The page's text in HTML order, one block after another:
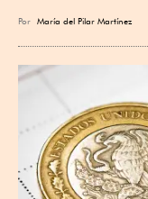
Por María del Pilar Martínez